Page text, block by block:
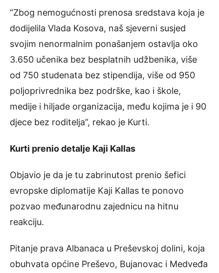
“Zbog nemogućnosti prenosa sredstava koja je
dodijelila Vlada Kosova, naš sjeverni susjed
svojim nenormalnim ponašanjem ostavlja oko
3.650 učenika bez besplatnih udžbenika, više
od 750 studenata bez stipendija, više od 950
poljoprivrednika bez podrške, kao i škole,
medije i hiljade organizacija, među kojima je i 90
djece bez roditelja”, rekao je Kurti.
Kurti prenio detalje Kaji Kallas
Objavio je da je tu zabrinutost prenio šefici
evropske diplomatije Kaji Kallas te ponovo
pozvao međunarodnu zajednicu na hitnu
reakciju.
Pitanje prava Albanaca u Preševskoj dolini, koja
obuhvata općine Preševo, Bujanovac i Medveđa